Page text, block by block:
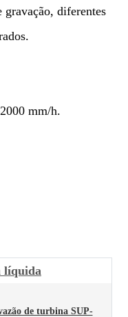
diferentes
mm/h.
de turbina SUP-